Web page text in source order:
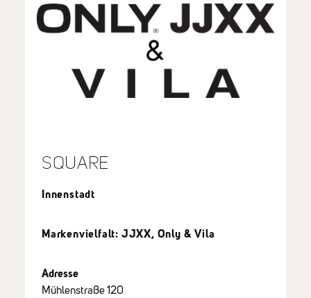
SQUARE
Innenstadt
Markenvielfalt: JJXX, Only & Vila
Adresse
Mühlenstraße 120